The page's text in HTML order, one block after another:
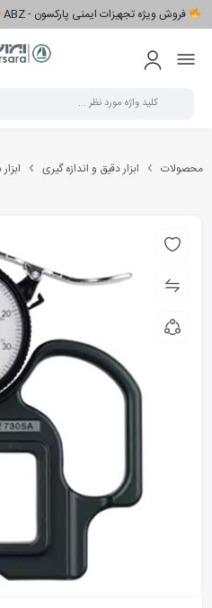
فروش ویژه تجهیزات ایمنی پارکسون - ABZ
محصولات ابزار دقیق و اندازه گیری